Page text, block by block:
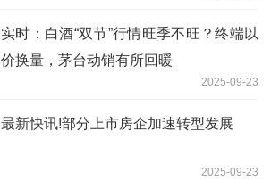
实时：白酒“双节”行情旺季不旺？终端以
价换量，茅台动销有所回暖
2025-09-23
最新快讯!部分上市房企加速转型发展
2025-09-23